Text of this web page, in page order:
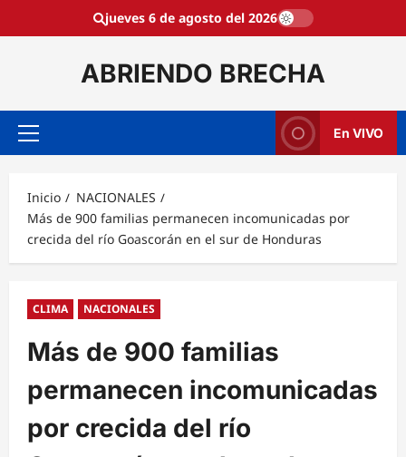
jueves 6 de agosto del 2026
ABRIENDO BRECHA
Menú
En VIVO
Inicio
NACIONALES
Más de 900 familias permanecen incomunicadas por
crecida del río Goascorán en el sur de Honduras
CLIMA NACIONALES
Más de 900 familias
permanecen incomunicadas
por crecida del río